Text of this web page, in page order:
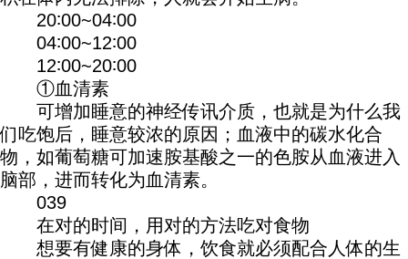
20∶00~04∶00
04∶00~12∶00
12∶00~20∶00
①血清素
可增加睡意的神经传讯介质，也就是为什么我
们吃饱后，睡意较浓的原因；血液中的碳水化合
物，如葡萄糖可加速胺基酸之一的色胺从血液进入
脑部，进而转化为血清素。
039
在对的时间，用对的方法吃对食物
想要有健康的身体，饮食就必须配合人体的生